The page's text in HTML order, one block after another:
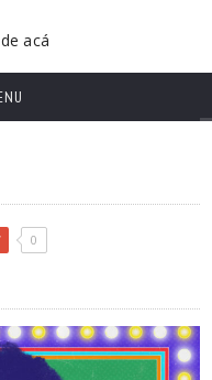
0